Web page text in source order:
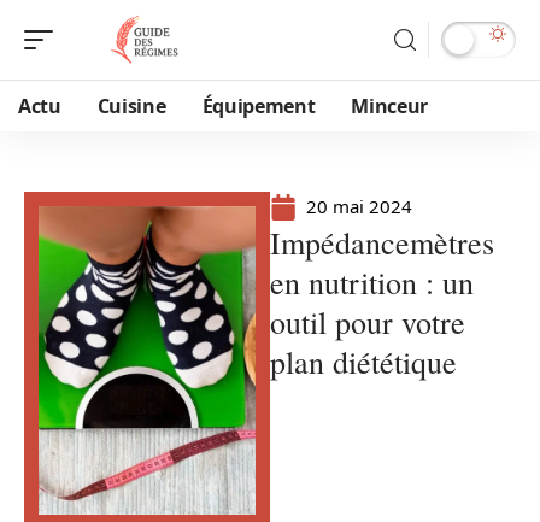
Actu Cuisine Équipement Minceur
20 mai 2024
Impédancemètres
en nutrition : un
outil pour votre
plan diététique